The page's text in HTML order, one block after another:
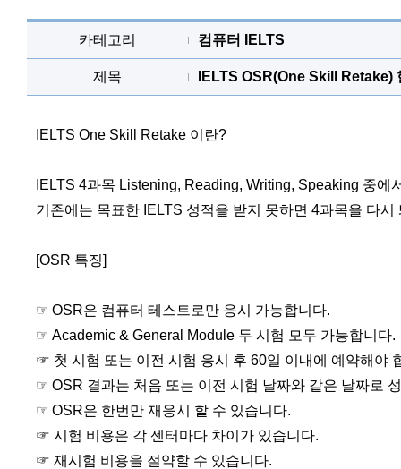
카테고리 컴퓨터 IELTS
제목 IELTS OSR(One Skill Retake)
IELTS One Skill Retake 이란?
IELTS 4과목 Listening, Reading, Writing, Speaking 중
기존에는 목표한 IELTS 성적을 받지 못하면 4과목을 다
[OSR 특징]
☞ OSR은 컴퓨터 테스트로만 응시 가능합니다.
☞ Academic & General Module 두 시험 모두 가능합니다.
☞ 첫 시험 또는 이전 시험 응시 후 60일 이내에 예약해야
☞ OSR 결과는 처음 또는 이전 시험 날짜와 같은 날짜로
☞ OSR은 한번만 재응시 할 수 있습니다.
☞ 시험 비용은 각 센터마다 차이가 있습니다.
☞ 재시험 비용을 절약할 수 있습니다.